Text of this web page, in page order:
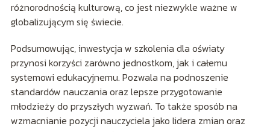
różnorodnością kulturową, co jest niezwykle ważne w
globalizującym się świecie.
Podsumowując, inwestycja w szkolenia dla oświaty
przynosi korzyści zarówno jednostkom, jak i całemu
systemowi edukacyjnemu. Pozwala na podnoszenie
standardów nauczania oraz lepsze przygotowanie
młodzieży do przyszłych wyzwań. To także sposób na
wzmacnianie pozycji nauczyciela jako lidera zmian oraz